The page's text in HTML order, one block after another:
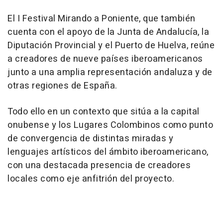
El I Festival Mirando a Poniente, que también
cuenta con el apoyo de la Junta de Andalucía, la
Diputación Provincial y el Puerto de Huelva, reúne
a creadores de nueve países iberoamericanos
junto a una amplia representación andaluza y de
otras regiones de España.
Todo ello en un contexto que sitúa a la capital
onubense y los Lugares Colombinos como punto
de convergencia de distintas miradas y
lenguajes artísticos del ámbito iberoamericano,
con una destacada presencia de creadores
locales como eje anfitrión del proyecto.